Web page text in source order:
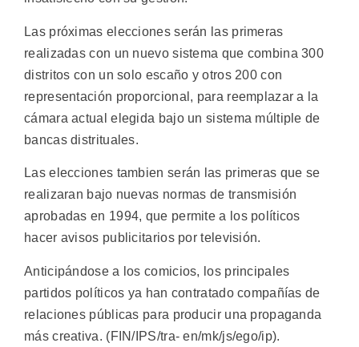
Las próximas elecciones serán las primeras
realizadas con un nuevo sistema que combina 300
distritos con un solo escaño y otros 200 con
representación proporcional, para reemplazar a la
cámara actual elegida bajo un sistema múltiple de
bancas distrituales.
Las elecciones tambien serán las primeras que se
realizaran bajo nuevas normas de transmisión
aprobadas en 1994, que permite a los políticos
hacer avisos publicitarios por televisión.
Anticipándose a los comicios, los principales
partidos políticos ya han contratado compañías de
relaciones públicas para producir una propaganda
más creativa. (FIN/IPS/tra- en/mk/js/ego/ip).